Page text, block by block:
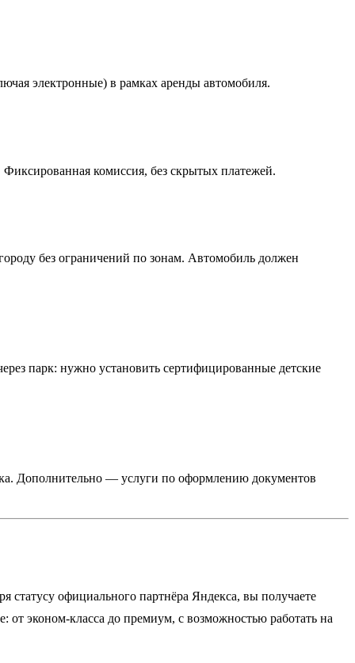
электронные) в рамках аренды автомобиля.
комиссия, без скрытых платежей.
без ограничений по зонам. Автомобиль должен
парк: нужно установить сертифицированные детские
Дополнительно — услуги по оформлению документов
статусу официального партнёра Яндекса, вы получаете
от эконом-класса до премиум, с возможностью работать на